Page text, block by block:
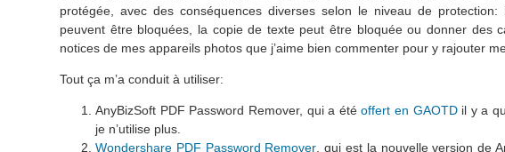
protégée, avec des conséquences diverses selon le niveau de
peuvent être bloquées, la copie de texte peut être bloquée ou donner des
notices de mes appareils photos que j’aime bien commenter pour y rajouter
Tout ça m’a conduit à utiliser:
AnyBizSoft PDF Password Remover, qui a étéoffert en GAOTDil y a
je n’utilise plus.
Wondershare PDF Password Remover, qui est la nouvelle version de